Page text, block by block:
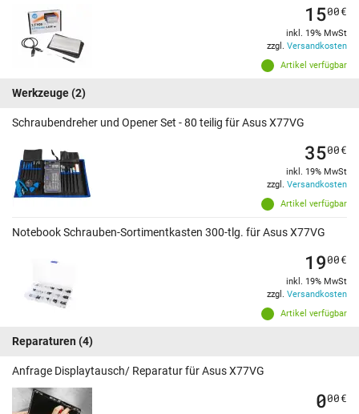
Artikel verfügbar
1500€
inkl. 19% MwSt
zzgl. Versandkosten
Werkzeuge(2)
Schraubendreher und Opener Set - 80 teilig für Asus X77VG
Artikel verfügbar
3500€
inkl. 19% MwSt
zzgl. Versandkosten
Notebook Schrauben-Sortimentkasten 300-tlg. für Asus X77VG
Artikel verfügbar
1900€
inkl. 19% MwSt
zzgl. Versandkosten
Reparaturen (4)
Anfrage Displaytausch/ Reparatur für Asus X77VG
000€